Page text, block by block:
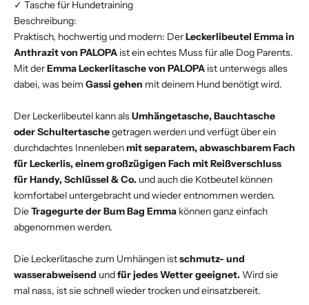
✓ Tasche für Hundetraining
Beschreibung:
Praktisch, hochwertig und modern: DerLeckerlibeutel Emma in
Anthrazit von PALOPA ist ein echtes Muss für alle Dog Parents.
Mit derEmma Leckerlitasche von PALOPA ist unterwegs alles
dabei, was beim Gassi gehen mit deinem Hund benötigt wird.
Der Leckerlibeutel kann alsUmhängetasche, Bauchtasche
oder Schultertaschegetragen werden und verfügt über ein
durchdachtes Innenlebenmit separatem, abwaschbarem Fach
für Leckerlis, einem großzügigen Fach mit Reißverschluss
für Handy, Schlüssel & Co. und auch die Kotbeutel können
komfortabel untergebracht und wieder entnommen werden.
DieTragegurte der Bum Bag Emma können ganz einfach
abgenommen werden.
Die Leckerlitasche zum Umhängen istschmutz- und
wasserabweisend undfür jedesWetter geeignet.Wird sie
mal nass, ist sie schnell wieder trocken und einsatzbereit.